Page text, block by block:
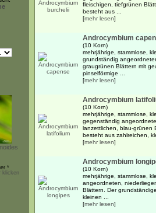
*
klicken
fleischigen, tiefgrünen
besteht aus ...
[mehr lesen]
Androcymbium
(10 Korn)
mehrjährige, stammlose,
grundständig
graugrünen Blättern mit
pinselförmige ...
[mehr lesen]
Androcymbium
(10 Korn)
mehrjährige, stammlose,
gegenständig
lanzettlichen, blau-grünen
besteht aus zahlreichen,
[mehr lesen]
Androcymbium
(10 Korn)
mehrjährige, stammlose,
angeordneten,
Blättern. Der
kleinen ...
[mehr lesen]